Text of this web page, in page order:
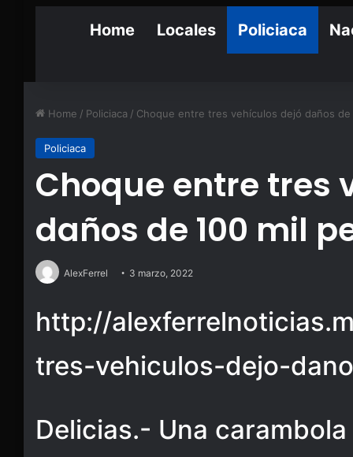
Home Locales Policiaca
Home / Policiaca / Choque entre tres vehículos dejó daños de
Policiaca
Choque entre tres
daños de 100 mil
AlexFerrel 3 marzo, 2022
http://
tres-vehiculos-dejo-
Delicias.- Una